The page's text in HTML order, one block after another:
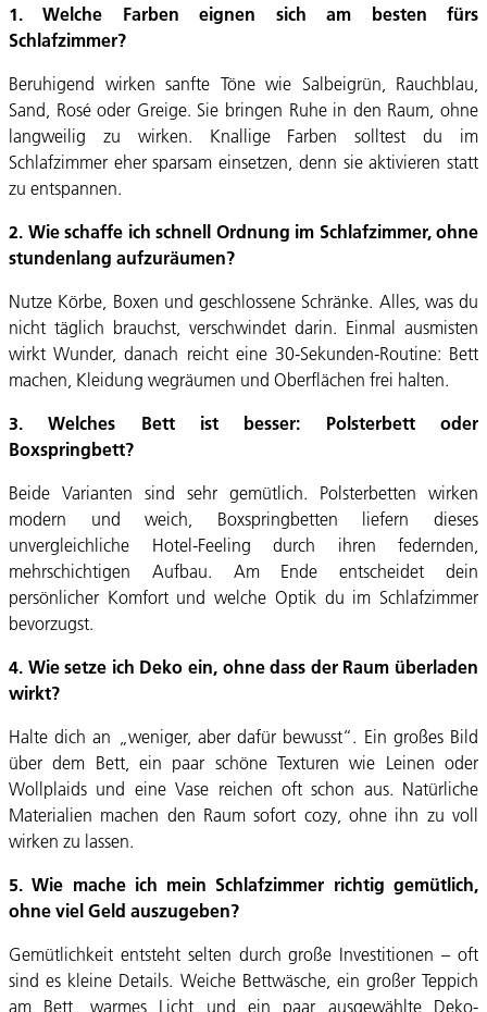
1. Welche Farben eignen sich am besten fürs
Schlafzimmer?
Beruhigend wirken sanfte Töne wie Salbeigrün, Rauchblau,
Sand, Rosé oder Greige. Sie bringen Ruhe in den Raum, ohne
langweilig zu wirken. Knallige Farben solltest du im
Schlafzimmer eher sparsam einsetzen, denn sie aktivieren statt
zu entspannen.
2. Wie schaffe ich schnell Ordnung im Schlafzimmer, ohne
stundenlang aufzuräumen?
Nutze Körbe, Boxen und geschlossene Schränke. Alles, was du
nicht täglich brauchst, verschwindet darin. Einmal ausmisten
wirkt Wunder, danach reicht eine 30-Sekunden-Routine: Bett
machen, Kleidung wegräumen und Oberflächen frei halten.
3. Welches Bett ist besser: Polsterbett oder
Boxspringbett?
Beide Varianten sind sehr gemütlich. Polsterbetten wirken
modern und weich, Boxspringbetten liefern dieses
unvergleichliche Hotel-Feeling durch ihren federnden,
mehrschichtigen Aufbau. Am Ende entscheidet dein
persönlicher Komfort und welche Optik du im Schlafzimmer
bevorzugst.
4. Wie setze ich Deko ein, ohne dass der Raum überladen
wirkt?
Halte dich an „weniger, aber dafür bewusst“. Ein großes Bild
über dem Bett, ein paar schöne Texturen wie Leinen oder
Wollplaids und eine Vase reichen oft schon aus. Natürliche
Materialien machen den Raum sofort cozy, ohne ihn zu voll
wirken zu lassen.
5. Wie mache ich mein Schlafzimmer richtig gemütlich,
ohne viel Geld auszugeben?
Gemütlichkeit entsteht selten durch große Investitionen – oft
sind es kleine Details. Weiche Bettwäsche, ein großer Teppich
am Bett, warmes Licht und ein paar ausgewählte Deko-